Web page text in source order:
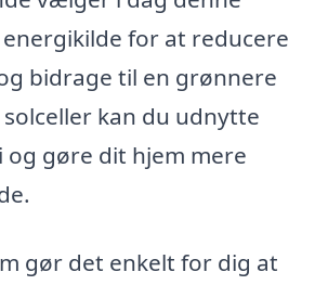
for at reducere
bidrage til en grønnere
kan du udnytte
og gøre dit hjem mere
gør det enkelt for dig at